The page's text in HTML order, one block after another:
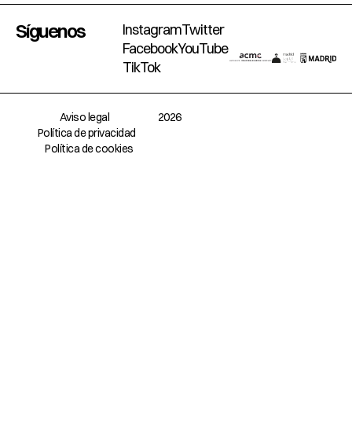
Síguenos InstagramTwitter
FacebookYouTube
TikTok
Aviso legal
Política de privacidad
Política de cookies
2026